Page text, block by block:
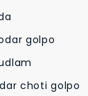
golpo
choti golpo